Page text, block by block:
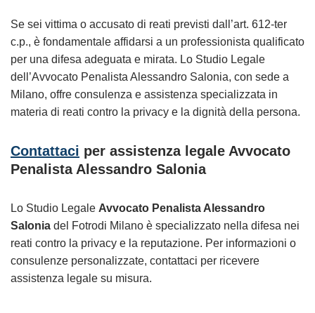
Se sei vittima o accusato di reati previsti dall’art. 612-ter
c.p., è fondamentale affidarsi a un professionista qualificato
per una difesa adeguata e mirata. Lo Studio Legale
dell’Avvocato Penalista Alessandro Salonia, con sede a
Milano, offre consulenza e assistenza specializzata in
materia di reati contro la privacy e la dignità della persona.
Contattaci per assistenza legale Avvocato
Penalista Alessandro Salonia
Lo Studio Legale Avvocato Penalista Alessandro
Salonia del Fotrodi Milano è specializzato nella difesa nei
reati contro la privacy e la reputazione. Per informazioni o
consulenze personalizzate, contattaci per ricevere
assistenza legale su misura.